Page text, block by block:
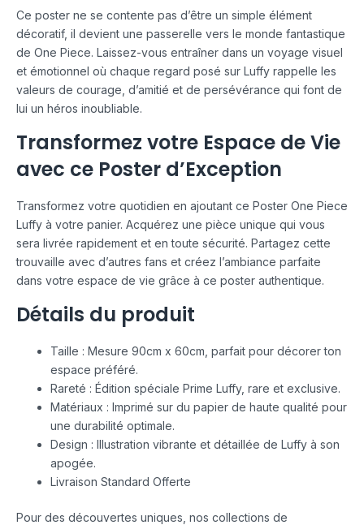
Ce poster ne se contente pas d’être un simple élément
décoratif, il devient une passerelle vers le monde fantastique
de One Piece. Laissez-vous entraîner dans un voyage visuel
et émotionnel où chaque regard posé sur Luffy rappelle les
valeurs de courage, d’amitié et de persévérance qui font de
lui un héros inoubliable.
Transformez votre Espace de Vie
avec ce Poster d’Exception
Transformez votre quotidien en ajoutant ce Poster One Piece
Luffy à votre panier. Acquérez une pièce unique qui vous
sera livrée rapidement et en toute sécurité. Partagez cette
trouvaille avec d’autres fans et créez l’ambiance parfaite
dans votre espace de vie grâce à ce poster authentique.
Détails du produit
Taille : Mesure 90cm x 60cm, parfait pour décorer ton
espace préféré.
Rareté : Édition spéciale Prime Luffy, rare et exclusive.
Matériaux : Imprimé sur du papier de haute qualité pour
une durabilité optimale.
Design : Illustration vibrante et détaillée de Luffy à son
apogée.
Livraison Standard Offerte
Pour des découvertes uniques, nos collections de